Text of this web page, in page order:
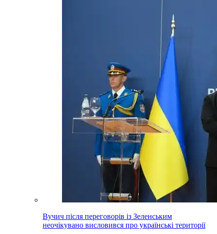
Вучич після переговорів із Зеленським
неочікувано висловився про українські території